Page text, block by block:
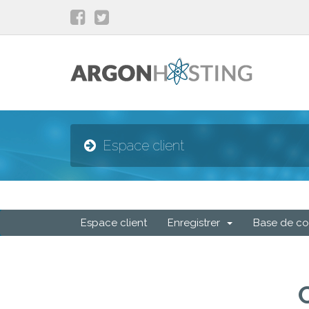
Espace client
Espace client Enregistrer Base de